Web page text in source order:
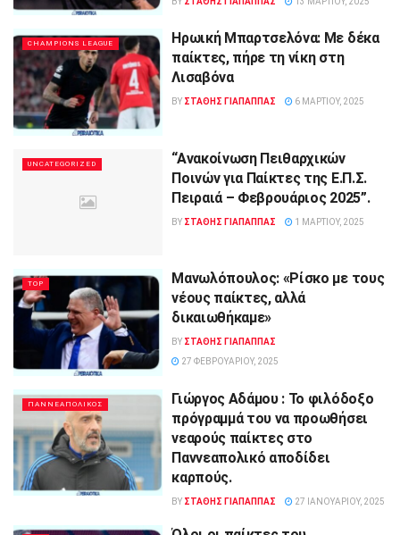
CHAMPIONS LEAGUE
Ηρωική Μπαρτσελόνα: Με δέκα
παίκτες, πήρε τη νίκη στη
Λισαβόνα
BY ΣΤΑΘΗΣ ΓΊΑΠΑΠΠΑΣ 6 ΜΑΡΤΊΟΥ, 2025
UNCATEGORIZED
“Ανακοίνωση Πειθαρχικών
Ποινών για Παίκτες της Ε.Π.Σ.
Πειραιά – Φεβρουάριος 2025”.
BY ΣΤΑΘΗΣ ΓΊΑΠΑΠΠΑΣ 1 ΜΑΡΤΊΟΥ, 2025
TOP
Μανωλόπουλος: «Ρίσκο με τους
νέους παίκτες, αλλά
δικαιωθήκαμε»
BY ΣΤΑΘΗΣ ΓΊΑΠΑΠΠΑΣ
27 ΦΕΒΡΟΥΑΡΊΟΥ, 2025
ΠΑΝΝΕΑΠΟΛΙΚΟΣ
Γιώργος Αδάμου : Το φιλόδοξο
πρόγραμμά του να προωθήσει
νεαρούς παίκτες στο
Παννεαπολικό αποδίδει
καρπούς.
BY ΣΤΑΘΗΣ ΓΊΑΠΑΠΠΑΣ 27 ΙΑΝΟΥΑΡΊΟΥ, 2025